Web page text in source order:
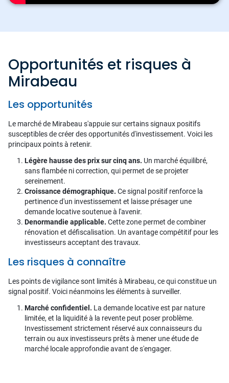
Opportunités et risques à
Mirabeau
Les opportunités
Le marché de Mirabeau s'appuie sur certains signaux positifs
susceptibles de créer des opportunités d'investissement. Voici les
principaux points à retenir.
Légère hausse des prix sur cinq ans. Un marché équilibré,
sans flambée ni correction, qui permet de se projeter
sereinement.
Croissance démographique. Ce signal positif renforce la
pertinence d'un investissement et laisse présager une
demande locative soutenue à l'avenir.
Denormandie applicable. Cette zone permet de combiner
rénovation et défiscalisation. Un avantage compétitif pour les
investisseurs acceptant des travaux.
Les risques à connaître
Les points de vigilance sont limités à Mirabeau, ce qui constitue un
signal positif. Voici néanmoins les éléments à surveiller.
Marché confidentiel. La demande locative est par nature
limitée, et la liquidité à la revente peut poser problème.
Investissement strictement réservé aux connaisseurs du
terrain ou aux investisseurs prêts à mener une étude de
marché locale approfondie avant de s'engager.